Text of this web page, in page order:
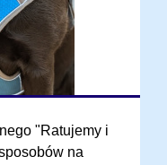
"Ratujemy i
na